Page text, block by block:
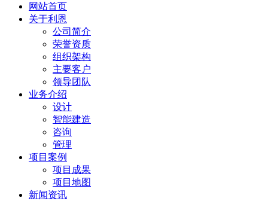
网站首页
关于利恩
公司简介
荣誉资质
组织架构
主要客户
领导团队
业务介绍
设计
智能建造
咨询
管理
项目案例
项目成果
项目地图
新闻资讯